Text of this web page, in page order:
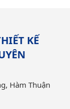
KẾ
Hàm Thuận